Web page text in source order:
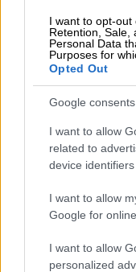
I want to opt-out
Retention, Sale,
Personal Data
Purposes for
Opted Out
Google consents
I want to allow
related to
device identifiers
I want to allow
Google for
I want to allow
personalized
δικαιολογούν
χρόνο»;
Ο κ. Γκόκας
έναντι 45 εκ.
χαρατήρισε
υπολείπεται
Επεσήμανε ότι
συμφωνία
υποσχέσεις